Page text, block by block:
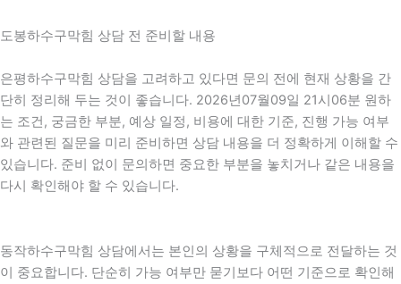
도봉하수구막힘 상담 전 준비할 내용
은평하수구막힘 상담을 고려하고 있다면 문의 전에 현재 상황을 간
단히 정리해 두는 것이 좋습니다. 2026년07월09일 21시06분 원하
는 조건, 궁금한 부분, 예상 일정, 비용에 대한 기준, 진행 가능 여부
와 관련된 질문을 미리 준비하면 상담 내용을 더 정확하게 이해할 수
있습니다. 준비 없이 문의하면 중요한 부분을 놓치거나 같은 내용을
다시 확인해야 할 수 있습니다.
동작하수구막힘 상담에서는 본인의 상황을 구체적으로 전달하는 것
이 중요합니다. 단순히 가능 여부만 묻기보다 어떤 기준으로 확인해